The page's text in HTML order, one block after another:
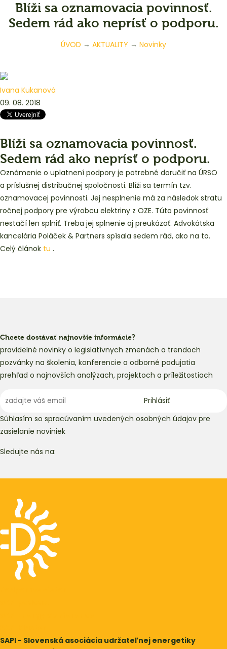
Blíži sa oznamovacia povinnosť.
Sedem rád ako neprísť o podporu.
ÚVOD → AKTUALITY → Novinky
Ivana Kukanová
09. 08. 2018
Blíži sa oznamovacia povinnosť.
Sedem rád ako neprísť o podporu.
Oznámenie o uplatnení podpory je potrebné doručiť na ÚRSO
a príslušnej distribučnej spoločnosti. Blíži sa termín tzv.
oznamovacej povinnosti. Jej nesplnenie má za následok stratu
ročnej podpory pre výrobcu elektriny z OZE. Túto povinnosť
nestačí len splniť. Treba jej splnenie aj preukázať. Advokátska
kancelária Poláček & Partners spísala sedem rád, ako na to.
Celý článok tu .
Chcete dostávať najnovšie informácie?
pravidelné novinky o legislatívnych zmenách a trendoch
pozvánky na školenia, konferencie a odborné podujatia
prehľad o najnovších analýzach, projektoch a príležitostiach
Súhlasím so spracúvaním uvedených osobných údajov pre
zasielanie noviniek
Sledujte nás na:
SAPI - Slovenská asociácia udržateľnej energetiky